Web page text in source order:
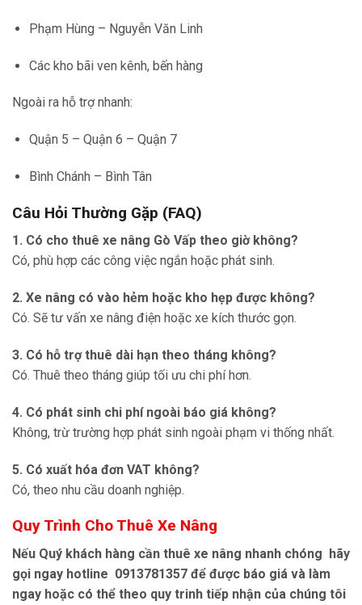
Phạm Hùng – Nguyễn Văn Linh
Các kho bãi ven kênh, bến hàng
Ngoài ra hỗ trợ nhanh:
Quận 5 – Quận 6 – Quận 7
Bình Chánh – Bình Tân
Câu Hỏi Thường Gặp (FAQ)
1. Có cho thuê xe nâng Gò Vấp theo giờ không?
Có, phù hợp các công việc ngắn hoặc phát sinh.
2. Xe nâng có vào hẻm hoặc kho hẹp được không?
Có. Sẽ tư vấn xe nâng điện hoặc xe kích thước gọn.
3. Có hỗ trợ thuê dài hạn theo tháng không?
Có. Thuê theo tháng giúp tối ưu chi phí hơn.
4. Có phát sinh chi phí ngoài báo giá không?
Không, trừ trường hợp phát sinh ngoài phạm vi thống nhất.
5. Có xuất hóa đơn VAT không?
Có, theo nhu cầu doanh nghiệp.
Quy Trình Cho Thuê Xe Nâng
Nếu Quý khách hàng cần thuê xe nâng nhanh chóng hãy
gọi ngay hotline 0913781357 để được báo giá và làm
ngay hoặc có thể theo quy trinh tiếp nhận của chúng tôi